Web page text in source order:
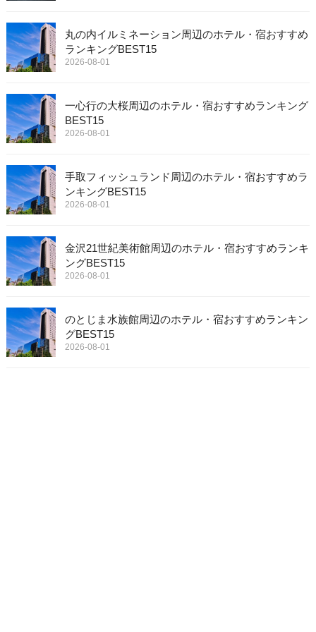
丸の内イルミネーション周辺のホテル・宿おすすめ
ランキングBEST15
2026-08-01
一心行の大桜周辺のホテル・宿おすすめランキング
BEST15
2026-08-01
手取フィッシュランド周辺のホテル・宿おすすめラ
ンキングBEST15
2026-08-01
金沢21世紀美術館周辺のホテル・宿おすすめランキ
ングBEST15
2026-08-01
のとじま水族館周辺のホテル・宿おすすめランキン
グBEST15
2026-08-01